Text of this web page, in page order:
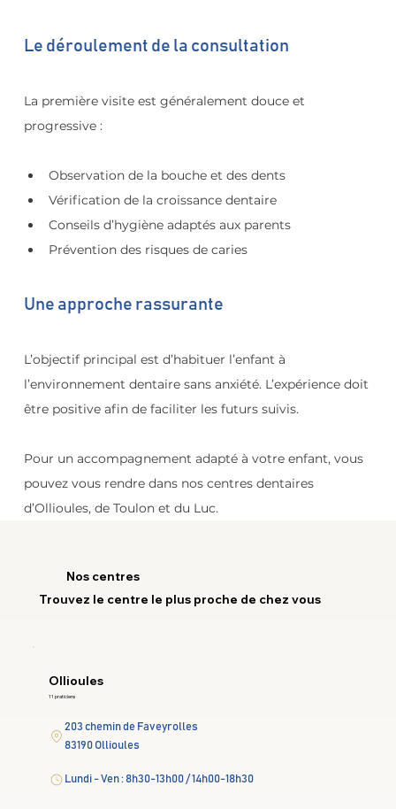
Le déroulement de la consultation
La première visite est généralement douce et
progressive :
Observation de la bouche et des dents
Vérification de la croissance dentaire
Conseils d’hygiène adaptés aux parents
Prévention des risques de caries
Une approche rassurante
L’objectif principal est d’habituer l’enfant à
l’environnement dentaire sans anxiété. L’expérience doit
être positive afin de faciliter les futurs suivis.
Pour un accompagnement adapté à votre enfant, vous
pouvez vous rendre dans nos centres dentaires
d’Ollioules, de Toulon et du Luc.
Nos centres
Trouvez le centre le plus proche de chez vous
Ollioules
11 praticiens
203 chemin de Faveyrolles
83190 Ollioules
Lundi - Ven : 8h30-13h00 / 14h00-18h30